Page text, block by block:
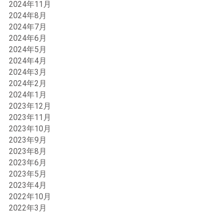
2024年11月
2024年8月
2024年7月
2024年6月
2024年5月
2024年4月
2024年3月
2024年2月
2024年1月
2023年12月
2023年11月
2023年10月
2023年9月
2023年8月
2023年6月
2023年5月
2023年4月
2022年10月
2022年3月